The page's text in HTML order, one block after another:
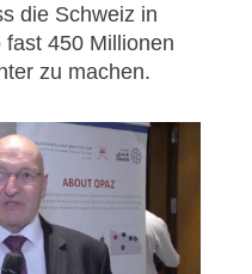
die Schweiz in
450 Millionen
zu machen.